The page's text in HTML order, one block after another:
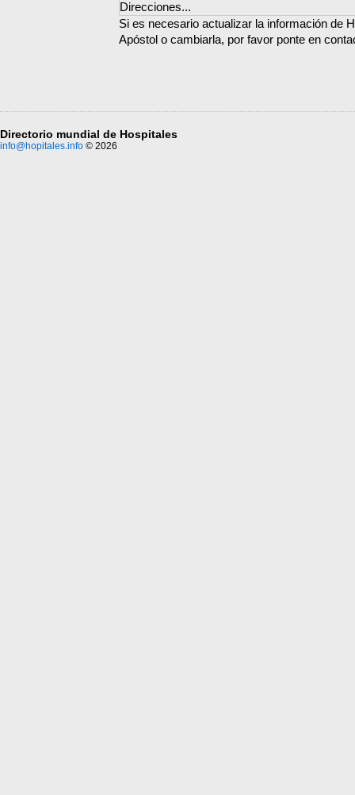
Direcciones...
Si es necesario actualizar la información de
Apóstol o cambiarla, por favor ponte en
Directorio mundial de Hospitales
info@hopitales.info © 2026